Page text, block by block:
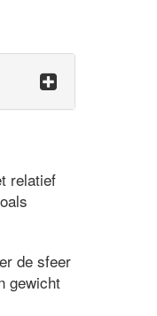
relatief
de sfeer
gewicht